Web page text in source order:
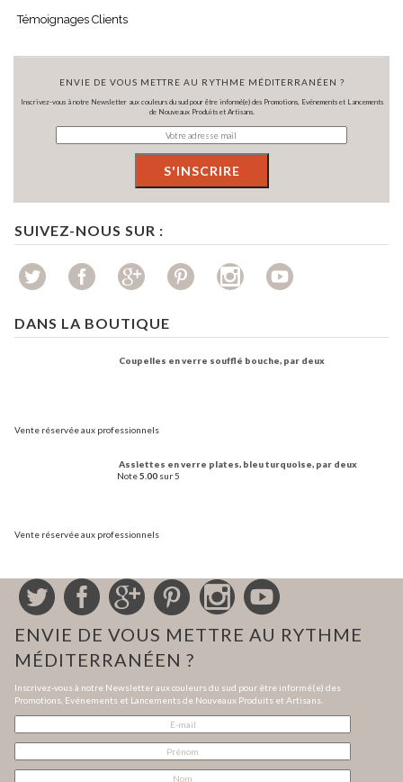
Témoignages Clients
ENVIE DE VOUS METTRE AU RYTHME MÉDITERRANÉEN ?
Inscrivez-vous à notre Newsletter aux couleurs du sud pour être informé(e) des Promotions, Evénements et Lancements
de Nouveaux Produits et Artisans.
SUIVEZ-NOUS SUR :
DANS LA BOUTIQUE
Coupelles en verre soufflé bouche, par deux
Vente réservée aux professionnels
Assiettes en verre plates, bleu turquoise, par deux
Note5.00 sur 5
Vente réservée aux professionnels
ENVIE DE VOUS METTRE AU RYTHME
MÉDITERRANÉEN ?
Inscrivez-vous à notre Newsletter aux couleurs du sud pour être informé(e) des
Promotions, Evénements et Lancements de Nouveaux Produits et Artisans.